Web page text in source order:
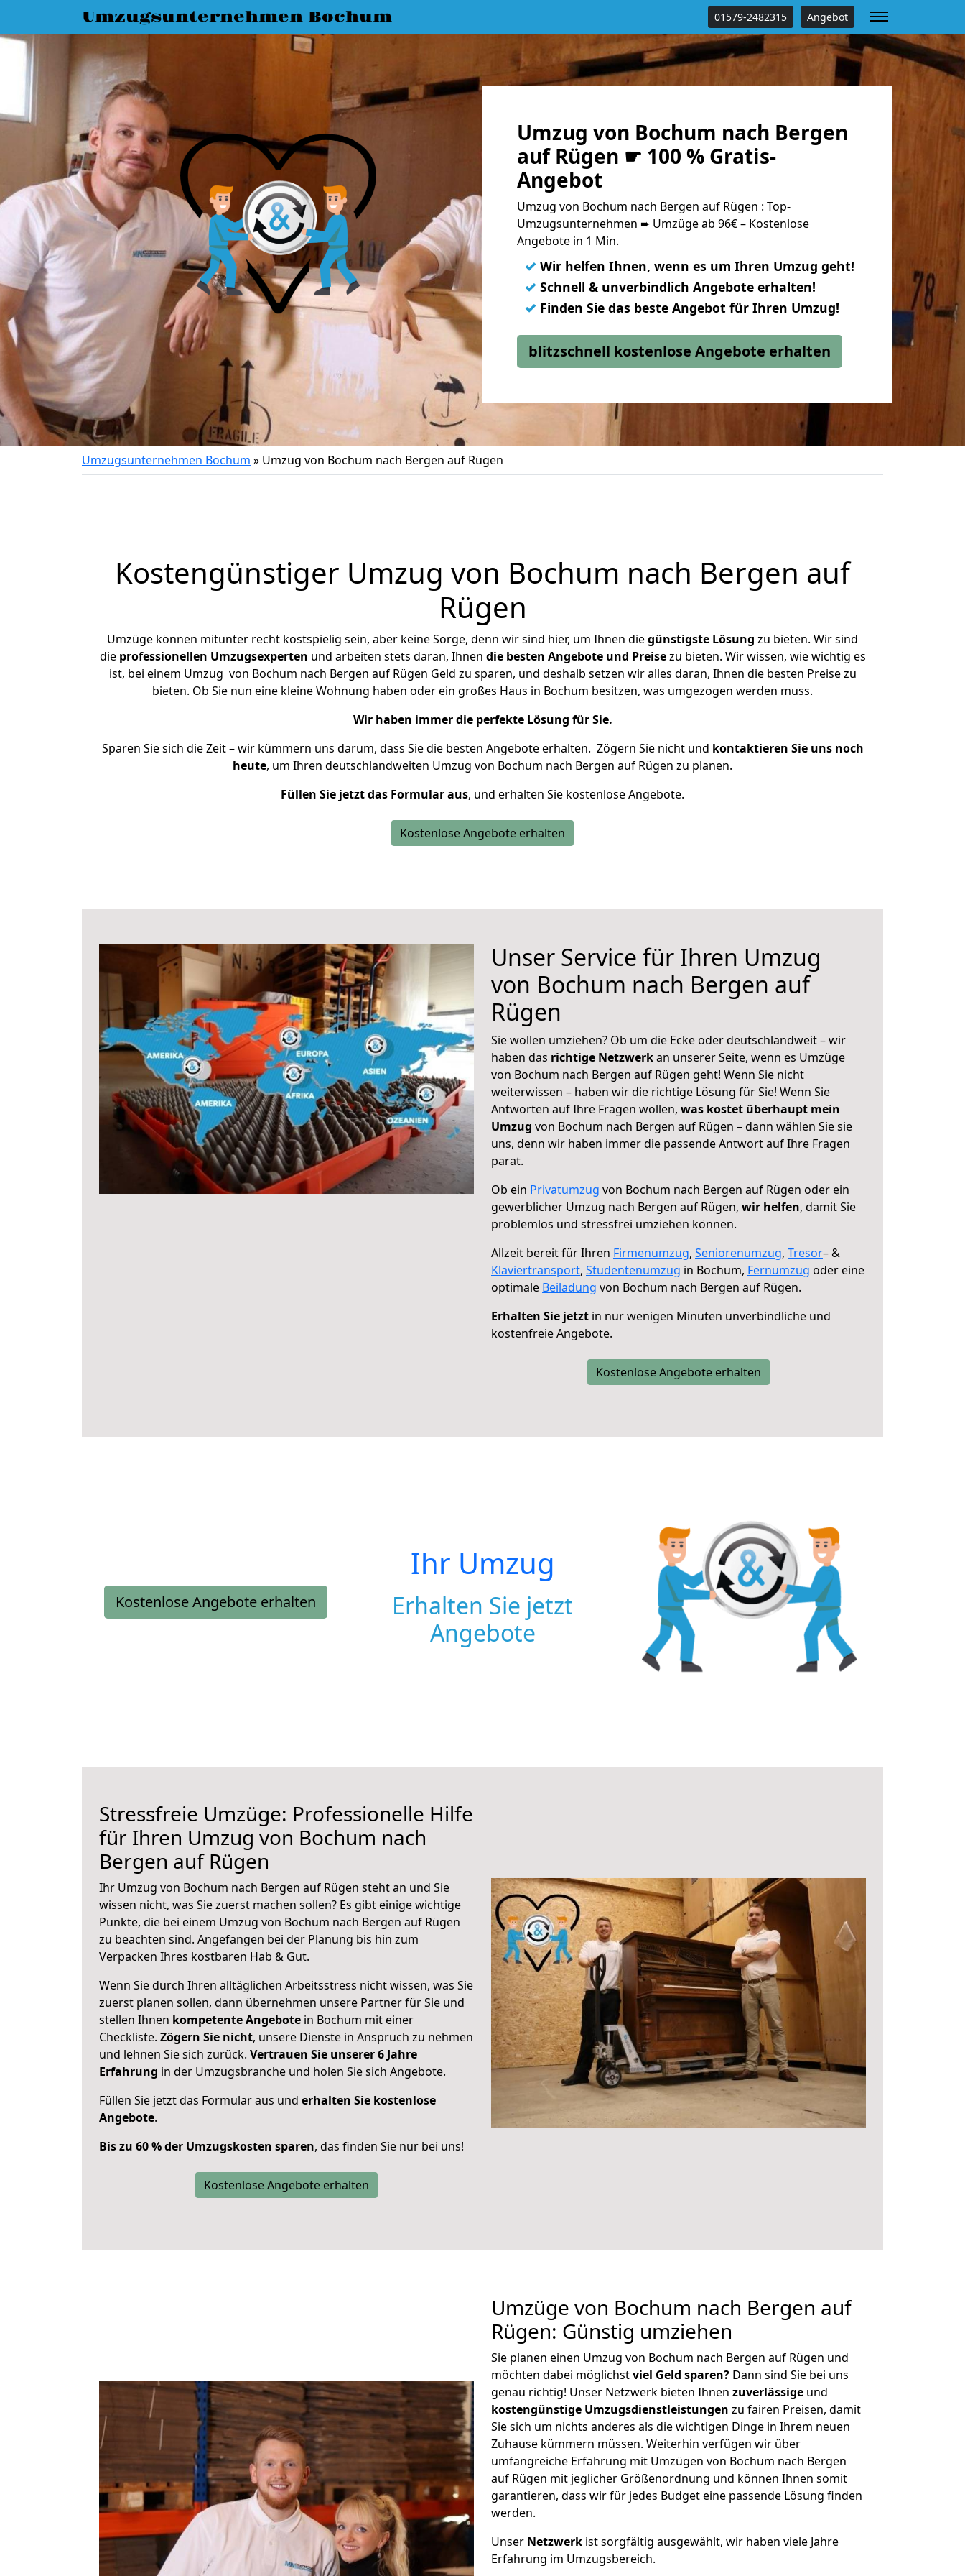
Umzugsunternehmen Bochum 01579-2482315 Angebot
Umzug von Bochum nach Bergen
auf Rügen ☛ 100 % Gratis-
Angebot
Umzug von Bochum nach Bergen auf Rügen : Top-
Umzugsunternehmen ➨ Umzüge ab 96€ – Kostenlose
Angebote in 1 Min.
✓ Wir helfen Ihnen, wenn es um Ihren Umzug geht!
✓ Schnell & unverbindlich Angebote erhalten!
✓ Finden Sie das beste Angebot für Ihren Umzug!
blitzschnell kostenlose Angebote erhalten
Umzugsunternehmen Bochum » Umzug von Bochum nach Bergen auf Rügen
Kostengünstiger Umzug von Bochum nach Bergen auf
Rügen
Umzüge können mitunter recht kostspielig sein, aber keine Sorge, denn wir sind hier, um Ihnen diegünstigste Lösung zu bieten. Wir sind
die professionellen Umzugsexperten und arbeiten stets daran, Ihnen die besten Angebote und Preisezu bieten. Wir wissen, wie wichtig es
ist, bei einem Umzug von Bochum nach Bergen auf Rügen Geld zu sparen, und deshalb setzen wir alles daran, Ihnen die besten Preise zu
bieten. Ob Sie nun eine kleine Wohnung haben oder ein großes Haus in Bochum besitzen, was umgezogen werden muss.
Wir haben immer die perfekte Lösung für Sie.
Sparen Sie sich die Zeit – wir kümmern uns darum, dass Sie die besten Angebote erhalten. Zögern Sie nicht und kontaktieren Sie uns noch
heute, um Ihren deutschlandweiten Umzug von Bochum nach Bergen auf Rügen zu planen.
Füllen Sie jetzt das Formular aus, und erhalten Sie kostenlose Angebote.
Kostenlose Angebote erhalten
Unser Service für Ihren Umzug
von Bochum nach Bergen auf
Rügen
Sie wollen umziehen? Ob um die Ecke oder deutschlandweit – wir
haben das richtige Netzwerkan unserer Seite, wenn es Umzüge
von Bochum nach Bergen auf Rügen geht! Wenn Sie nicht
weiterwissen – haben wir die richtige Lösung für Sie! Wenn Sie
Antworten auf Ihre Fragen wollen, was kostet überhaupt mein
Umzug von Bochum nach Bergen auf Rügen – dann wählen Sie sie
uns, denn wir haben immer die passende Antwort auf Ihre Fragen
parat.
Ob ein Privatumzug von Bochum nach Bergen auf Rügen oder ein
gewerblicher Umzug nach Bergen auf Rügen, wir helfen, damit Sie
problemlos und stressfrei umziehen können.
Allzeit bereit für Ihren Firmenumzug, Seniorenumzug, Tresor– &
Klaviertransport, Studentenumzug in Bochum, Fernumzug oder eine
optimale Beiladung von Bochum nach Bergen auf Rügen.
Erhalten Sie jetzt in nur wenigen Minuten unverbindliche und
kostenfreie Angebote.
Kostenlose Angebote erhalten
Kostenlose Angebote erhalten
Ihr Umzug
Erhalten Sie jetzt
Angebote
Stressfreie Umzüge: Professionelle Hilfe
für Ihren Umzug von Bochum nach
Bergen auf Rügen
Ihr Umzug von Bochum nach Bergen auf Rügen steht an und Sie
wissen nicht, was Sie zuerst machen sollen? Es gibt einige wichtige
Punkte, die bei einem Umzug von Bochum nach Bergen auf Rügen
zu beachten sind. Angefangen bei der Planung bis hin zum
Verpacken Ihres kostbaren Hab & Gut.
Wenn Sie durch Ihren alltäglichen Arbeitsstress nicht wissen, was Sie
zuerst planen sollen, dann übernehmen unsere Partner für Sie und
stellen Ihnen kompetente Angebote in Bochum mit einer
Checkliste. Zögern Sie nicht, unsere Dienste in Anspruch zu nehmen
und lehnen Sie sich zurück. Vertrauen Sie unserer 6 Jahre
Erfahrung in der Umzugsbranche und holen Sie sich Angebote.
Füllen Sie jetzt das Formular aus und erhalten Sie kostenlose
Angebote.
Bis zu 60 % der Umzugskosten sparen, das finden Sie nur bei uns!
Kostenlose Angebote erhalten
Umzüge von Bochum nach Bergen auf
Rügen: Günstig umziehen
Sie planen einen Umzug von Bochum nach Bergen auf Rügen und
möchten dabei möglichstviel Geld sparen? Dann sind Sie bei uns
genau richtig! Unser Netzwerk bieten Ihnen zuverlässige und
kostengünstige Umzugsdienstleistungen zu fairen Preisen, damit
Sie sich um nichts anderes als die wichtigen Dinge in Ihrem neuen
Zuhause kümmern müssen. Weiterhin verfügen wir über
umfangreiche Erfahrung mit Umzügen von Bochum nach Bergen
auf Rügen mit jeglicher Größenordnung und können Ihnen somit
garantieren, dass wir für jedes Budget eine passende Lösung finden
werden.
Unser Netzwerk ist sorgfältig ausgewählt, wir haben viele Jahre
Erfahrung im Umzugsbereich.